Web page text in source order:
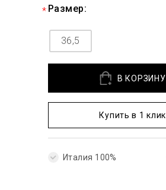
Размер:
36,5
В КОРЗИНУ
Купить в 1 клик
Италия 100%